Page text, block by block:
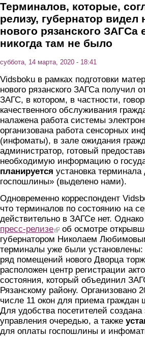
Терминалов, которые,
релизу, губернатор видел
нового рязанского ЗАГСа
никогда там не было
суббота, 14 марта, 2020 - 18:41
Vidsboku в рамках подготовки
нового рязанского ЗАГСа получил
ЗАГС, в котором, в частности,
качественного обслуживания
налажена работа системы
организована работа сенсорных
(инфоматы), в зале ожидания
администратор, готовый
необходимую информацию о
планируется установка
госпошлины» (выделено нами).
Одновременно корреспондент
что терминалов по состоянию на
действительно в ЗАГСе нет.
пресс-релизе(link is external)
об осмотре
губернатором Николаем
терминалы уже были установлены:
ряд помещений нового Дворца
расположен центр регистрации
состояния, который объединил
Рязанскому району. Организовано
числе 11 окон для приема
Для удобства посетителей
управления очередью, а также
для оплаты госпошлины и